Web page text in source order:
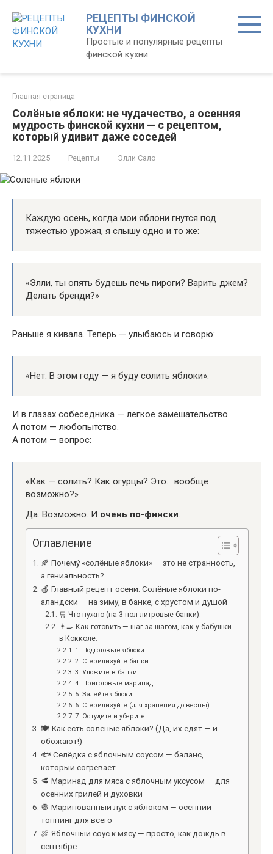
контенту
РЕЦЕПТЫ ФИНСКОЙ
КУХНИ
Простые и популярные рецепты
финской кухни
Главная страница
Солёные яблоки: не чудачество, а осенняя
мудрость финской кухни — с рецептом,
который удивит даже соседей
12.11.2025 Рецепты Элли Сало
Каждую осень, когда мои яблони гнутся под
тяжестью урожая, я слышу одно и то же:
«Элли, ты опять будешь печь пироги? Варить джем?
Делать бренди?»
Раньше я кивала. Теперь — улыбаюсь и говорю:
«Нет. В этом году — я буду солить яблоки».
И в глазах собеседника — лёгкое замешательство.
А потом — любопытство.
А потом — вопрос:
«Как — солить? Как огурцы? Это… вообще
возможно?»
Да. Возможно. И очень по-фински.
Оглавление
🍂 Почемý «солёные яблоки» — это не странность,
а гениальность?
🍎 Главный рецепт осени: Солёные яблоки по-
аландски — на зиму, в банке, с хрустом и душой
🛒 Что нужно (на 3 пол-литровые банки):
👩‍🍳 Как готовить — шаг за шагом, как у бабушки
в Кокколе:
1. Подготовьте яблоки
2. Стерилизуйте банки
3. Уложите в банки
4. Приготовьте маринад
5. Залейте яблоки
6. Стерилизуйте (для хранения до весны)
7. Остудите и уберите
🍽 Как есть солёные яблоки? (Да, их едят — и
обожают!)
🐟 Селёдка с яблочным соусом — баланс,
который согревает
🥩 Маринад для мяса с яблочным уксусом — для
осенних грилей и духовки
🧅 Маринованный лук с яблоком — осенний
топпинг для всего
🍖 Яблочный соус к мясу — просто, как дождь в
сентябре